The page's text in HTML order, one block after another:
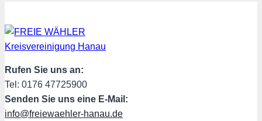
Inhalt
springen
Rufen Sie uns an:
Tel: 0176 47725900
Senden Sie uns eine E-Mail:
info@freiewaehler-hanau.de